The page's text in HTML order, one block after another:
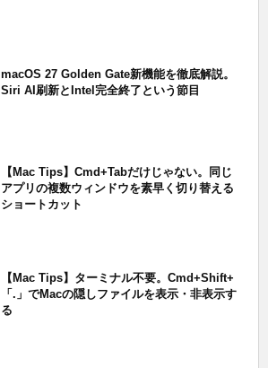
macOS 27 Golden Gate新機能を徹底解説。
Siri AI刷新とIntel完全終了という節目
【Mac Tips】Cmd+Tabだけじゃない。同じ
アプリの複数ウィンドウを素早く切り替える
ショートカット
【Mac Tips】ターミナル不要。Cmd+Shift+
「.」でMacの隠しファイルを表示・非表示す
る